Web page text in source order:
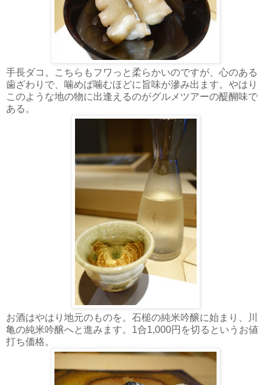
手長ダコ。こちらもフワっと柔らかいのですが、心のある
歯ざわりで、噛めば噛むほどに旨味が滲み出ます。やはり
このような地の物に出逢えるのがグルメツアーの醍醐味で
ある。
お酒はやはり地元のものを。石槌の純米吟醸に始まり、川
亀の純米吟醸へと進みます。1合1,000円を切るというお値
打ち価格。